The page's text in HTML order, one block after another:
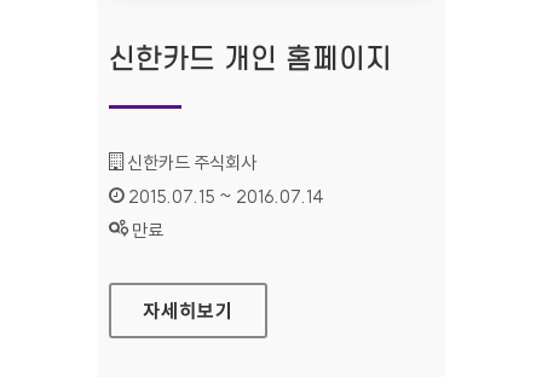
신한카드 개인 홈페이지
기관명 :
신한카드 주식회사
인증기간 :
2015.07.15 ~ 2016.07.14
상태 :
만료
신한카드 개인 홈페이지
자세히보기